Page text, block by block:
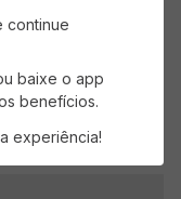
continue
baixe o app
benefícios.
experiência!